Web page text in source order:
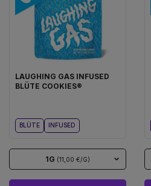
LAUGHING GAS INFUSED
BLÜTE COOKIES®
BLÜTE INFUSED
1G (11,00 €/G)